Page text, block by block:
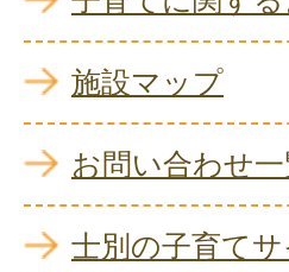
施設マップ
お問い合わせ
士別の子育て